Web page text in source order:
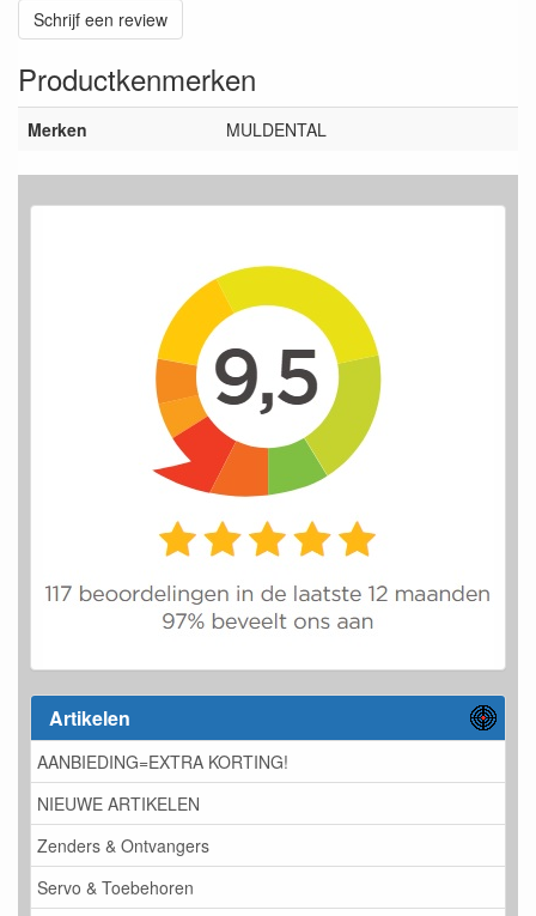
Artikelen
AANBIEDING=EXTRA KORTING!
NIEUWE ARTIKELEN
Zenders & Ontvangers
Servo & Toebehoren
Schrijf een review
Productkenmerken
Merken MULDENTAL